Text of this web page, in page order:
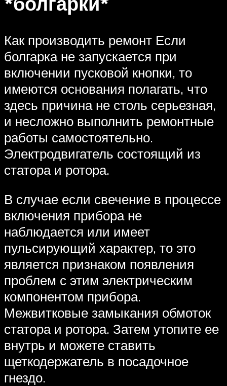
Как производить ремонт Если
болгарка не запускается при
включении пусковой кнопки, то
имеются основания полагать, что
здесь причина не столь серьезная,
и несложно выполнить ремонтные
работы самостоятельно.
Электродвигатель состоящий из
статора и ротора.
В случае если свечение в процессе
включения прибора не
наблюдается или имеет
пульсирующий характер, то это
является признаком появления
проблем с этим электрическим
компонентом прибора.
Межвитковые замыкания обмоток
статора и ротора. Затем утопите ее
внутрь и можете ставить
щеткодержатель в посадочное
гнездо.